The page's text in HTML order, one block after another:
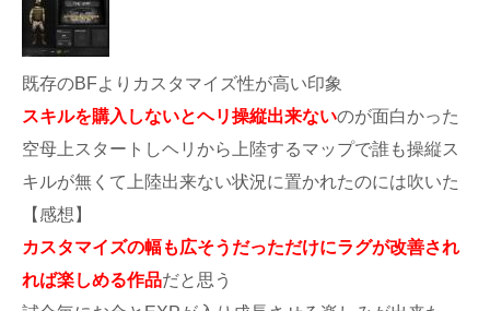
既存のBFよりカスタマイズ性が高い印象
スキルを購入しないとヘリ操縦出来ないのが面白かった
空母上スタートしヘリから上陸するマップで誰も操縦ス
キルが無くて上陸出来ない状況に置かれたのには吹いた
【感想】
カスタマイズの幅も広そうだっただけにラグが改善され
れば楽しめる作品だと思う